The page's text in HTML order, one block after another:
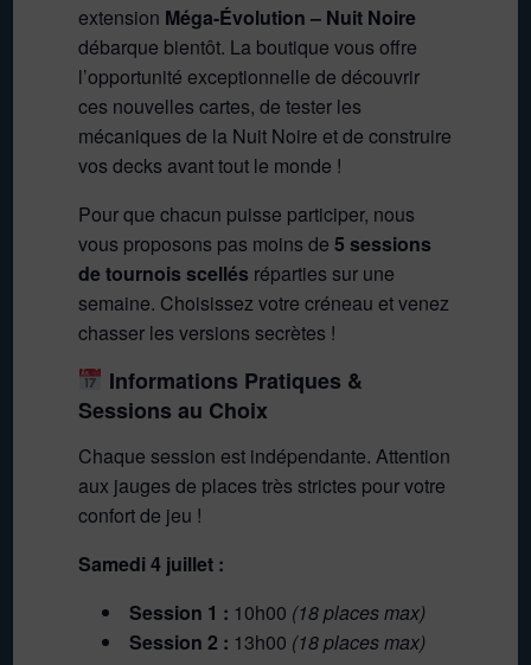
extension Méga-Évolution – Nuit Noire
débarque bientôt. La boutique vous offre
l’opportunité exceptionnelle de découvrir
ces nouvelles cartes, de tester les
mécaniques de la Nuit Noire et de construire
vos decks avant tout le monde !
Pour que chacun puisse participer, nous
vous proposons pas moins de5 sessions
de tournois scellés réparties sur une
semaine. Choisissez votre créneau et venez
chasser les versions secrètes !
Informations Pratiques &
Sessions au Choix
Chaque session est indépendante. Attention
aux jauges de places très strictes pour votre
confort de jeu !
Samedi 4 juillet :
Session 1 : 10h00 (18 places max)
Session 2 : 13h00 (18 places max)